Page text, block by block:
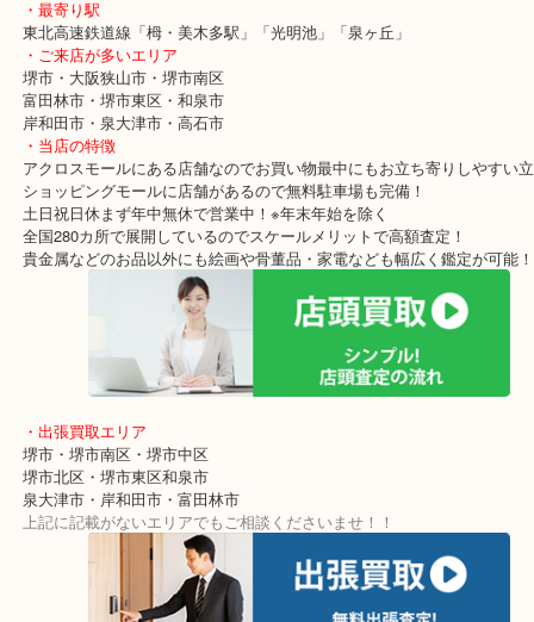
れます。
しかしOMEGAのスピードマスターは歴史もあり認知度が相当高く
要があるので値崩れも起こしにくいシリーズです。
オメガ時計に限った話ではないので使っていない時計をお持ちの方
当店へお越しください。
・最寄り駅
東北高速鉄道線「栂・美木多駅」「光明池」「泉ヶ丘」
・ご来店が多いエリア
堺市・大阪狭山市・堺市南区
富田林市・堺市東区・和泉市
岸和田市・泉大津市・高石市
アクロスモールにある店舗なのでお買い物最中にもお立ち寄りしや
ショッピングモールに店舗があるので無料駐車場も完備！
土日祝日休まず年中無休で営業中！※年末年始を除く
全国280カ所で展開しているのでスケールメリットで高額査定！
貴金属などのお品以外にも絵画や骨董品・家電なども幅広く鑑定が